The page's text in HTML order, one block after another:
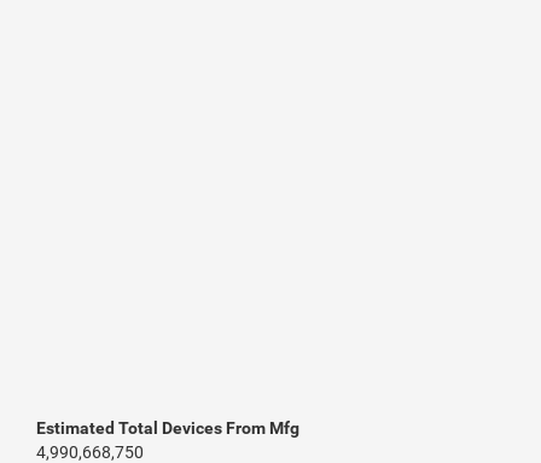
Estimated Total Devices From Mfg
4,990,668,750